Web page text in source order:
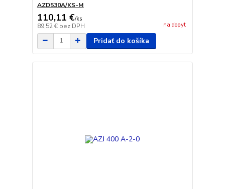
AZD530A/KS-M
110,11 €/ks
89,52 € bez DPH na dopyt
Pridať do košíka